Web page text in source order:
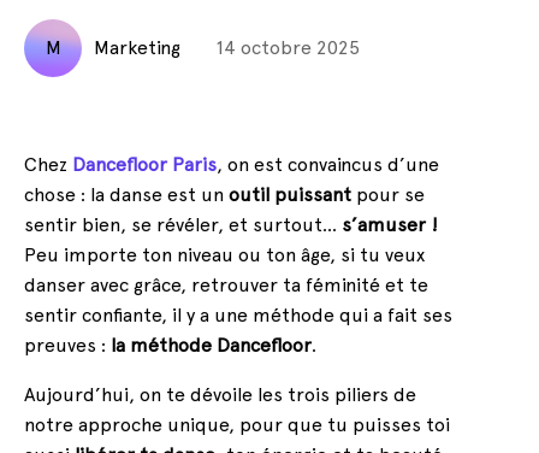
M Marketing 14 octobre 2025
Chez Dancefloor Paris, on est convaincus d’une
chose : la danse est un outil puissant pour se
sentir bien, se révéler, et surtout… s’amuser !
Peu importe ton niveau ou ton âge, si tu veux
danser avec grâce, retrouver ta féminité et te
sentir confiante, il y a une méthode qui a fait ses
preuves : la méthode Dancefloor.
Aujourd’hui, on te dévoile les trois piliers de
notre approche unique, pour que tu puisses toi